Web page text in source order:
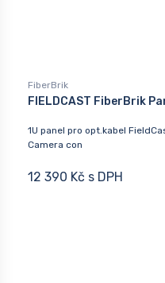
FiberBrik
FIELDCAST FiberBrik
1U panel pro opt.kabel
Camera con
12 390 Kč s DPH